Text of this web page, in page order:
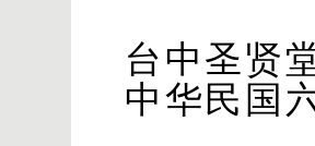
台中圣贤
中华民国